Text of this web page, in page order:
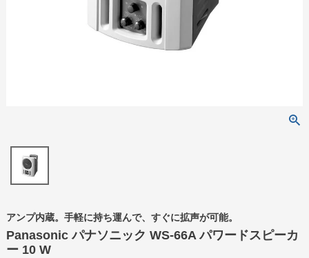
アンプ内蔵。手軽に持ち運んで、すぐに拡声が可能。
Panasonic パナソニック WS-66A パワードスピーカ
ー 10 W